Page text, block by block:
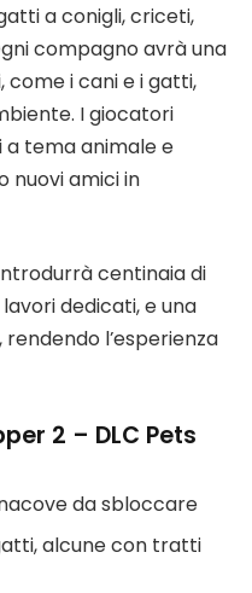
a conigli, criceti,
compagno avrà una
come i cani e i gatti,
I giocatori
tema animale e
nuovi amici in
centinaia di
dedicati, e una
l’esperienza
2 – DLC Pets
da sbloccare
alcune con tratti